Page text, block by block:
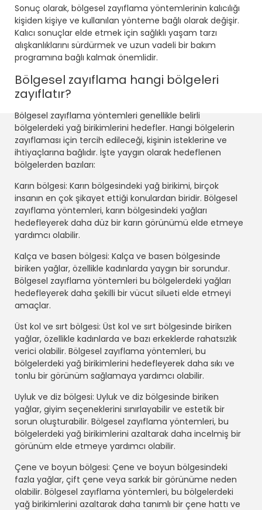
Sonuç olarak, bölgesel zayıflama yöntemlerinin kalıcılığı
kişiden kişiye ve kullanılan yönteme bağlı olarak değişir.
Kalıcı sonuçlar elde etmek için sağlıklı yaşam tarzı
alışkanlıklarını sürdürmek ve uzun vadeli bir bakım
programına bağlı kalmak önemlidir.
Bölgesel zayıflama hangi bölgeleri
zayıflatır?
Bölgesel zayıflama yöntemleri genellikle belirli
bölgelerdeki yağ birikimlerini hedefler. Hangi bölgelerin
zayıflaması için tercih edileceği, kişinin isteklerine ve
ihtiyaçlarına bağlıdır. İşte yaygın olarak hedeflenen
bölgelerden bazıları:
Karın bölgesi: Karın bölgesindeki yağ birikimi, birçok
insanın en çok şikayet ettiği konulardan biridir. Bölgesel
zayıflama yöntemleri, karın bölgesindeki yağları
hedefleyerek daha düz bir karın görünümü elde etmeye
yardımcı olabilir.
Kalça ve basen bölgesi: Kalça ve basen bölgesinde
biriken yağlar, özellikle kadınlarda yaygın bir sorundur.
Bölgesel zayıflama yöntemleri bu bölgelerdeki yağları
hedefleyerek daha şekilli bir vücut silueti elde etmeyi
amaçlar.
Üst kol ve sırt bölgesi: Üst kol ve sırt bölgesinde biriken
yağlar, özellikle kadınlarda ve bazı erkeklerde rahatsızlık
verici olabilir. Bölgesel zayıflama yöntemleri, bu
bölgelerdeki yağ birikimlerini hedefleyerek daha sıkı ve
tonlu bir görünüm sağlamaya yardımcı olabilir.
Uyluk ve diz bölgesi: Uyluk ve diz bölgesinde biriken
yağlar, giyim seçeneklerini sınırlayabilir ve estetik bir
sorun oluşturabilir. Bölgesel zayıflama yöntemleri, bu
bölgelerdeki yağ birikimlerini azaltarak daha incelmiş bir
görünüm elde etmeye yardımcı olabilir.
Çene ve boyun bölgesi: Çene ve boyun bölgesindeki
fazla yağlar, çift çene veya sarkık bir görünüme neden
olabilir. Bölgesel zayıflama yöntemleri, bu bölgelerdeki
yağ birikimlerini azaltarak daha tanımlı bir çene hattı ve